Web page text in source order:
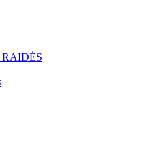
RAIDĖS